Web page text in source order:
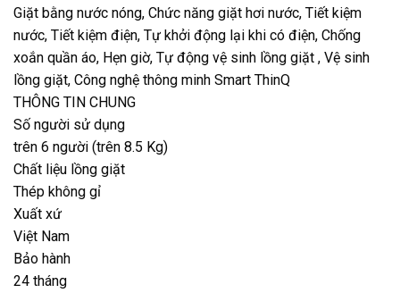
Giặt bằng nước nóng, Chức năng giặt hơi nước, Tiết kiệm
nước, Tiết kiệm điện, Tự khởi động lại khi có điện, Chống
xoắn quần áo, Hẹn giờ, Tự động vệ sinh lồng giặt , Vệ sinh
lồng giặt, Công nghệ thông minh Smart ThinQ
THÔNG TIN CHUNG
Số người sử dụng
trên 6 người (trên 8.5 Kg)
Chất liệu lồng giặt
Thép không gỉ
Xuất xứ
Việt Nam
Bảo hành
24 tháng